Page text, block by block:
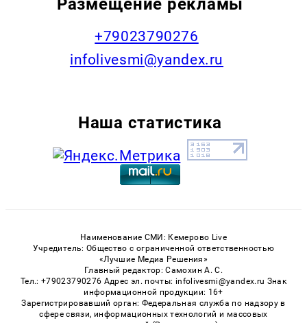
+79023790276
infolivesmi@yandex.ru
Наша статистика
Наименование СМИ: Кемерово Live
Учредитель: Общество с ограниченной ответственностью
«Лучшие Медиа Решения»
Главный редактор: Самохин А. С.
Тел.: +79023790276 Адрес эл. почты: infolivesmi@yandex.ru Знак
информационной продукции: 16+
Зарегистрировавший орган: Федеральная служба по надзору в
сфере связи, информационных технологий и массовых